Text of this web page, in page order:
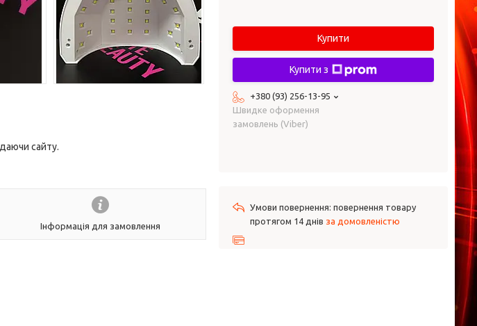
сайту.
Інформація для замовлення
Купити
Купити з
+380 (93) 256-13-95
Швидке оформення
замовлень (Viber)
повернення товару
протягом 14 днів за домовленістю